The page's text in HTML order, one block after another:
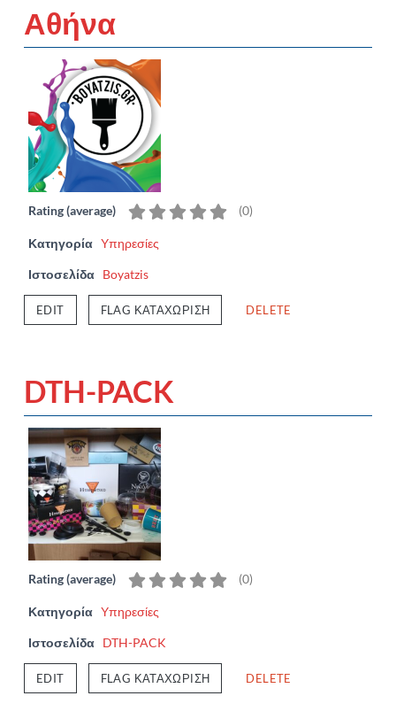
Αθήνα
Rating (average) (0)
Κατηγορία Υπηρεσίες
Ιστοσελίδα Boyatzis
EDIT FLAG ΚΑΤΑΧΏΡΙΣΗ DELETE
DTH-PACK
Rating (average) (0)
Κατηγορία Υπηρεσίες
Ιστοσελίδα DTH-PACK
EDIT FLAG ΚΑΤΑΧΏΡΙΣΗ DELETE